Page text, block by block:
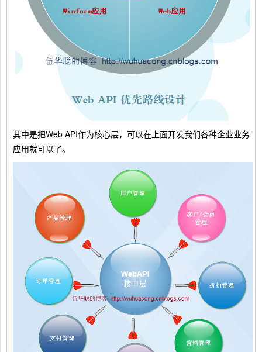
其中是把Web API作为核心层，可以在上面开发我们各种企业业务
应用就可以了。